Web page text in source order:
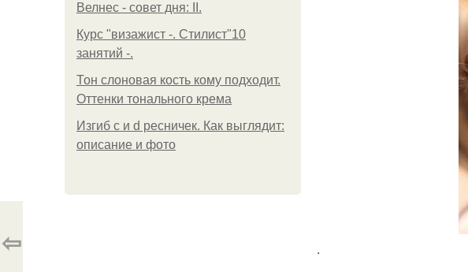
Велнес - совет дня: II.
Курс "визажист -. Стилист"10
занятий -.
Тон слоновая кость кому подходит.
Оттенки тонального крема
Изгиб c и d ресничек. Как выглядит:
описание и фото
.
⇦